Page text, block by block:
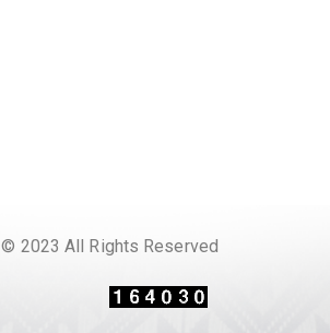
© 2023 All Rights Reserved